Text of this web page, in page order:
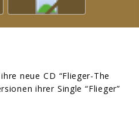
neue CD “Flieger-The
ihrer Single “Flieger”